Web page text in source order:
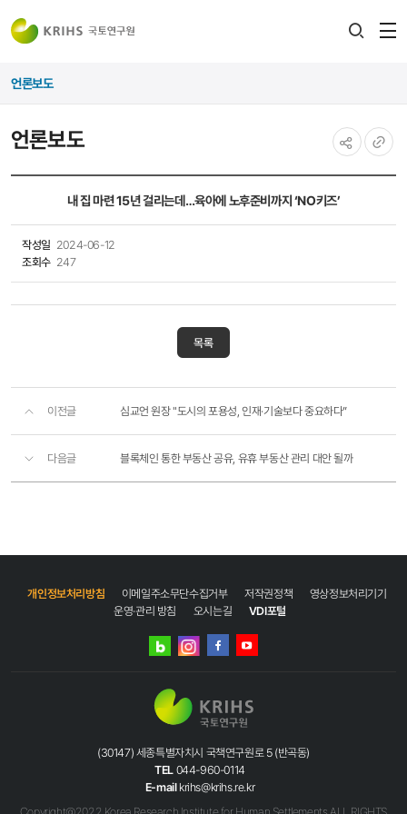
언론보도
언론보도
내 집 마련 15년 걸리는데…육아에 노후준비까지 ‘NO키즈’
작성일 2024-06-12
조회수 247
목록
이전글 심교언 원장 "도시의 포용성, 인재·기술보다 중요하다”
다음글 블록체인 통한 부동산 공유, 유휴 부동산 관리 대안 될까
개인정보처리방침 이메일주소무단수집거부 저작권정책
영상정보처리기기
운영·관리 방침
오시는길 VDI포털
네이버
인스타그램
(30147) 세종특별자치시 국책연구원로 5 (반곡동)
TEL 044-960-0114
E-mail krihs@krihs.re.kr